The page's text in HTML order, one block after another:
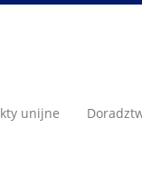
unijne